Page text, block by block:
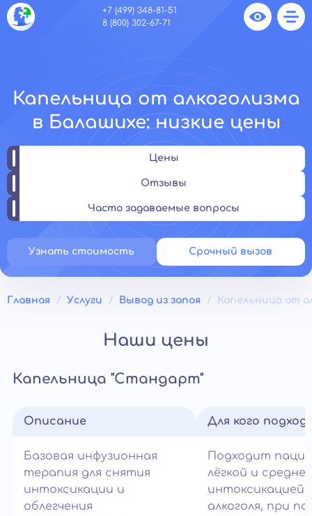
+7 (499) 348-81-51
8 (800) 302-67-71
Капельница от алкоголизма
в Балашихе: низкие цены
Цены
Отзывы
Часто задаваемые вопросы
Узнать стоимость Срочный вызов
Главная Услуги Вывод из запоя Капельница от
Наши цены
Капельница "Стандарт"
Описание
Базовая инфузионная
терапия для снятия
интоксикации и
облегчения
Для кого
Подходит
лёгкой и
интоксикацией
алкоголя, при